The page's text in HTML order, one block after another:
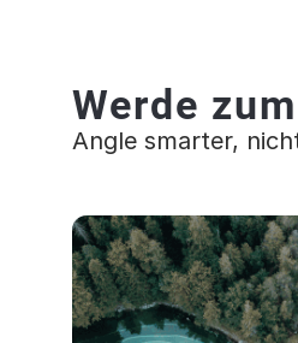
Werde
Angle smarter,